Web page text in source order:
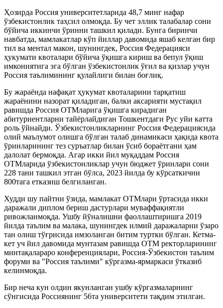
Ҳозирда Россия университетларида 48,7 минг нафар
ўзбекистонлик таҳсил олмоқда. Бу чет эллик талабалар сони
бўйича иккинчи ўринни ташкил қилади. Бунга биринчи
навбатда, мамлакатлар кўп йиллар давомида яшаб келган бир
тил ва ментал макон, шунингдек, Россия Федерацияси
ҳукумати квоталари бўйича ўқишга кириш ва бепул ўқиш
имкониятига эга бўлган ўзбекистонлик ўғил ва қизлар учун
Россия таълимининг қулайлиги билан боғлиқ.
Бу жараёнда нафақат ҳукумат квоталарини тарқатиш
жараёнини назорат қиладиган, балки аксарияти мустақил
равишда Россия ОТМларига ўқишга кирадиган
абитуриентларни тайёрлайдиган Тошкентдаги Рус уйи катта
роль ўйнайди. Ўзбекистонликларнинг Россия Федерациясида
олий маълумот олишга бўлган талаб динамикаси ҳақида квота
ўринларининг тез суръатлар билан ўсиб бораётгани ҳам
далолат бермоқда. Агар икки йил муқаддам Россия
ОТМларида ўзбекистонликлар учун бюджет ўринлари сони
228 тани ташкил этган бўлса, 2023 йилда бу кўрсаткични
800тага етказиш белгиланган.
Худди шу пайтни ўзида, мамлакат ОТМлари ўртасида икки
даражали диплом бериш дастурлари муваффақиятли
ривожланмоқда. Ушбу йўналишни фаоллаштиришга 2019
йилда таълим ва малака, шунингдек илмий даражаларни ўзаро
тан олиш тўғрисида имзоланган битим туртки бўлган. Кетма-
кет уч йил давомида мунтазам равишда ОТМ ректорларининг
минтақалараро конференциялари, Россия-Ўзбекистон таълим
форуми ва "Россия таълими" кўргазма-ярмаркаси ўтказиб
келинмоқда.
Бир неча кун олдин якунланган ушбу кўргазмаларнинг
сўнгисида Россиянинг 56та университети тақдим этилган.